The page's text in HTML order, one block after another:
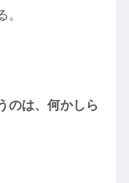
。
のは、何かしら